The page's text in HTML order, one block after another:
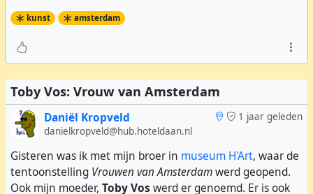
kunst amsterdam
Toby Vos: Vrouw van Amsterdam
1 jaar geleden
Daniël Kropveld
danielkropveld@hub.hoteldaan.nl
Gisteren was ik met mijn broer in museum H'Art, waar de
tentoonstelling Vrouwen van Amsterdamwerd geopend.
Ook mijn moeder, Toby Vos werd er genoemd. Er is ook